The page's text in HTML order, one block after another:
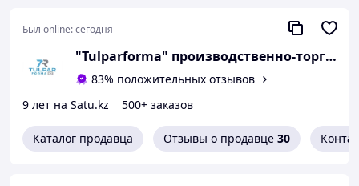
имеет хорошие амортизационные свойства и
глубокий рисунок протектора для надежного
сцепления с замасленными и грязными
поверхностями.
ремешка сапог плотно фиксируется на ноге.
ткани, за счет этого при постоянных физических
Был online:сегодня
"Tulparforma" производственно-
83% положительных отзывов
9 лет на Satu.kz
500+ заказов
Каталог продавца Отзывы о продавце 30